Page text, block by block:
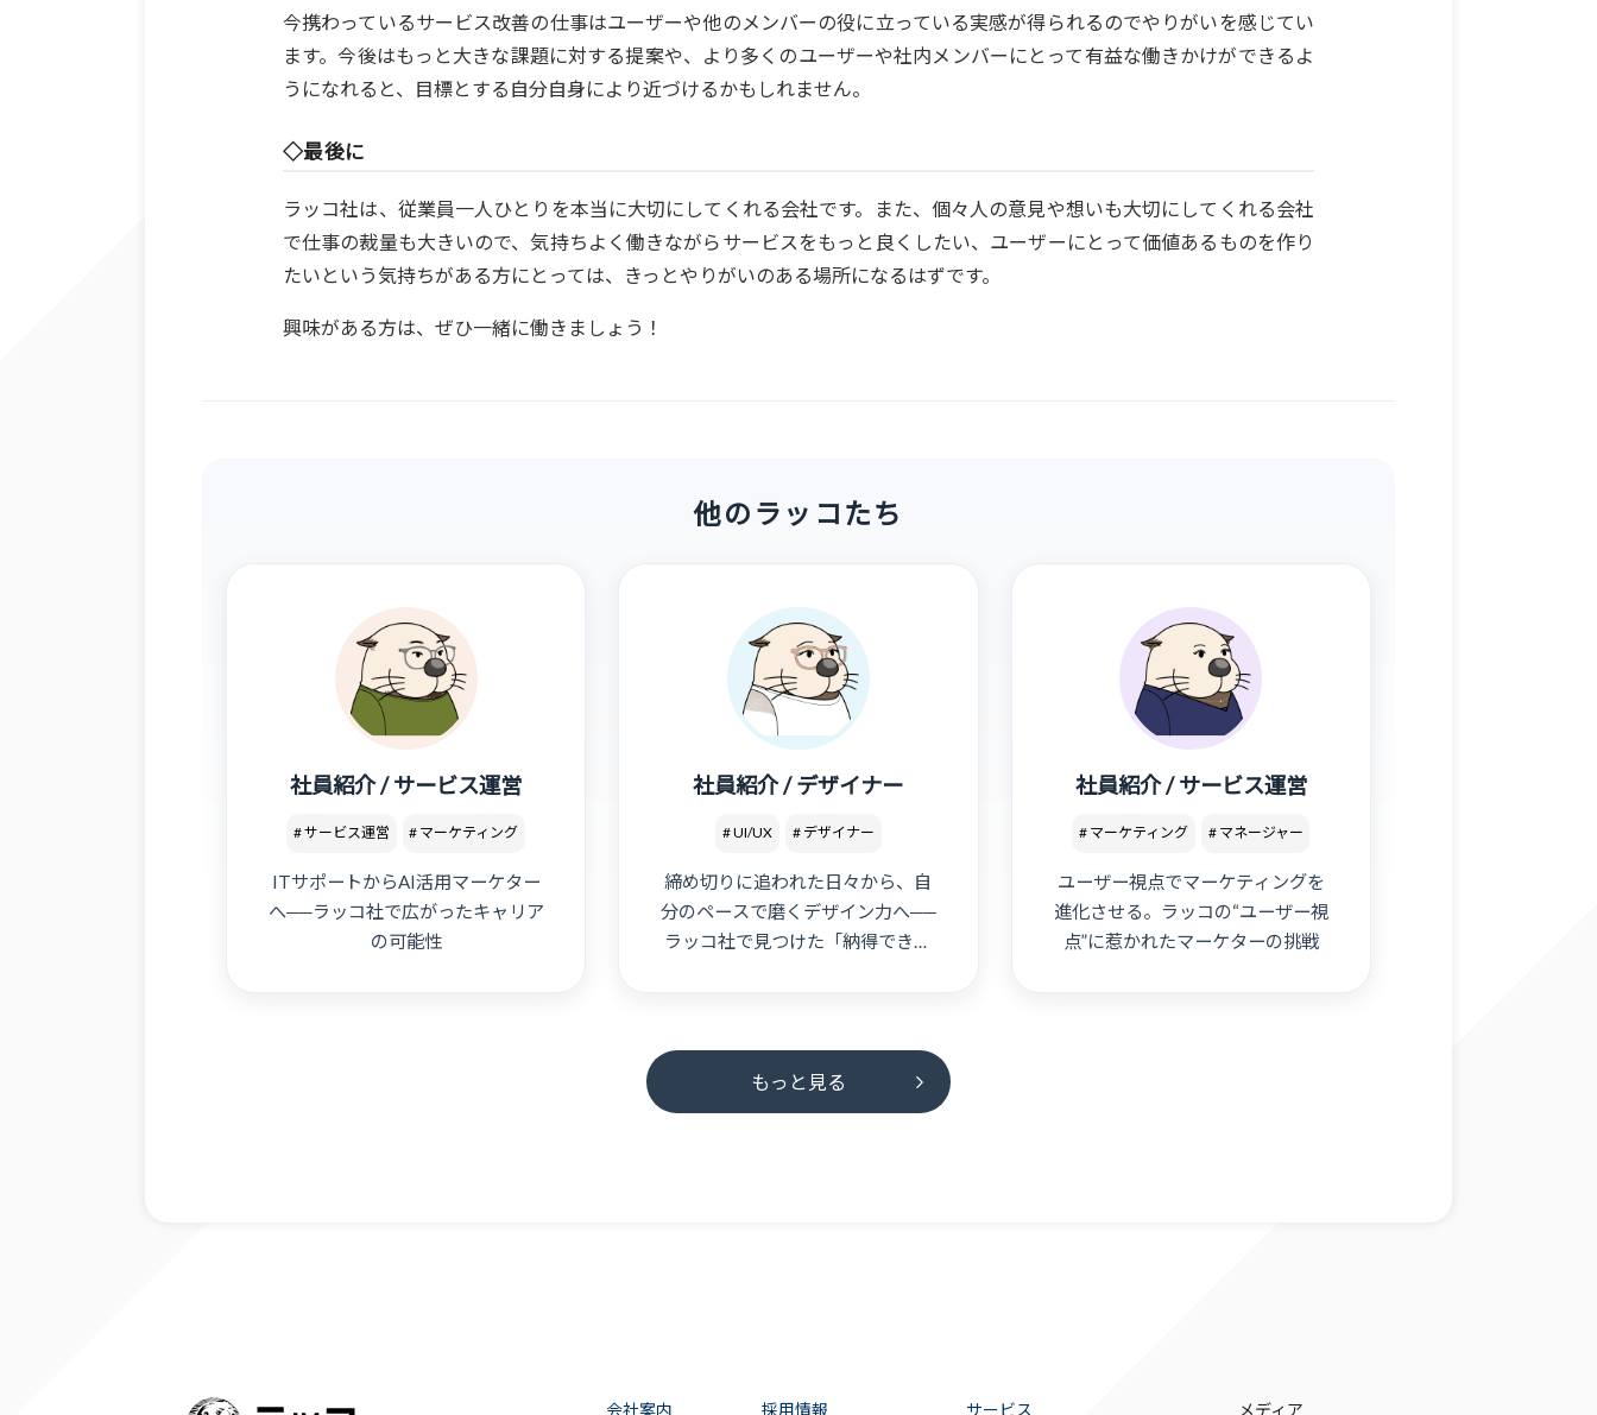
今携わっているサービス改善の仕事はユーザーや他のメンバーの役に立っている実感が得られるのでやりがいを感じてい
ます。今後はもっと大きな課題に対する提案や、より多くのユーザーや社内メンバーにとって有益な働きかけができるよ
うになれると、目標とする自分自身により近づけるかもしれません。
◇最後に
ラッコ社は、従業員一人ひとりを本当に大切にしてくれる会社です。また、個々人の意見や想いも大切にしてくれる会社
で仕事の裁量も大きいので、気持ちよく働きながらサービスをもっと良くしたい、ユーザーにとって価値あるものを作り
たいという気持ちがある方にとっては、きっとやりがいのある場所になるはずです。
興味がある方は、ぜひ一緒に働きましょう！
他のラッコたち
社員紹介 / サービス運営
# サービス運営 # マーケティング
ITサポートからAI活用マーケター
へ──ラッコ社で広がったキャリア
の可能性
社員紹介 / デザイナー
# UI/UX # デザイナー
締め切りに追われた日々から、自
分のペースで磨くデザイン力へ──
ラッコ社で見つけた「納得できる
社員紹介 / サービス運営
# マーケティング # マネージャー
ユーザー視点でマーケティングを
進化させる。ラッコの“ユーザー視
点”に惹かれたマーケターの挑戦
もっと見る
会社案内 採用情報 サービス メディア